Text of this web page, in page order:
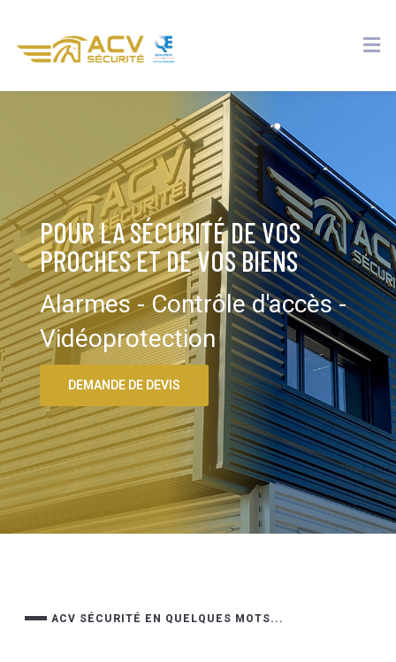
POUR LA SÉCURITÉ DE VOS
PROCHES ET DE VOS BIENS
Alarmes - Contrôle d'accès -
Vidéoprotection
DEMANDE DE DEVIS
ACV SÉCURITÉ EN QUELQUES MOTS...